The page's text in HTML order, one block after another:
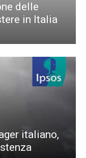
delle
in Italia
italiano,